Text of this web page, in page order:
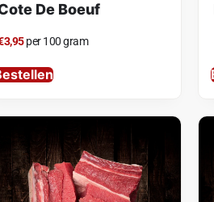
De Boeuf
per 100 gram